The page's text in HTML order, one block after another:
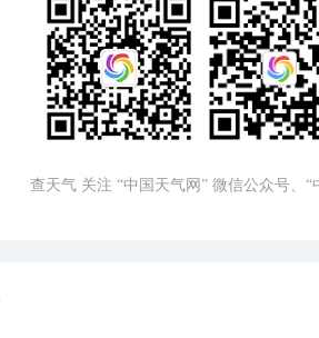
查天气 关注 “中国天气网” 微信公众号、